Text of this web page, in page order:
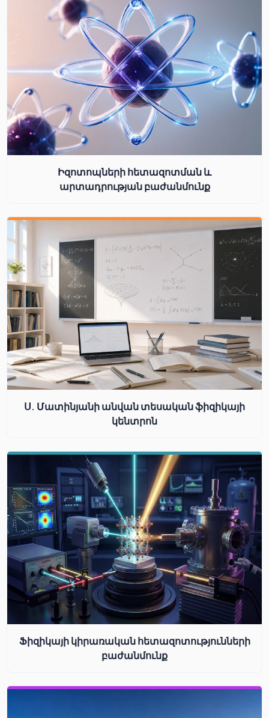
Իզոտոպների հետազոտման և
արտադրության բաժանմունք
Ս. Մատինյանի անվան տեսական ֆիզիկայի
կենտրոն
Ֆիզիկայի կիրառական հետազոտությունների
բաժանմունք